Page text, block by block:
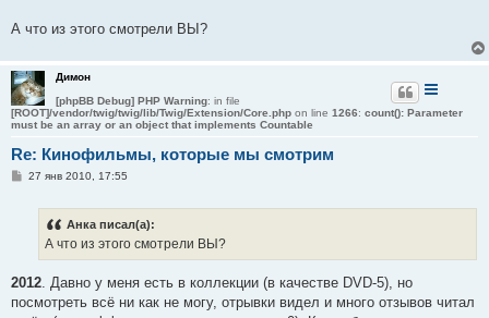
А что из этого смотрели ВЫ?
Димон
[phpBB Debug] PHP Warning: in file
[ROOT]/vendor/twig/twig/lib/Twig/Extension/Core.php on line 1266: count(): Parameter
must be an array or an object that implements Countable
Re: Кинофильмы, которые мы смотрим
С
е
27 янв 2010, 17:55
Анка писал(а):
А что из этого смотрели ВЫ?
2012. Давно у меня есть в коллекции (в качестве DVD-5), но
посмотреть всё ни как не могу, отрывки видел и много отзывов читал